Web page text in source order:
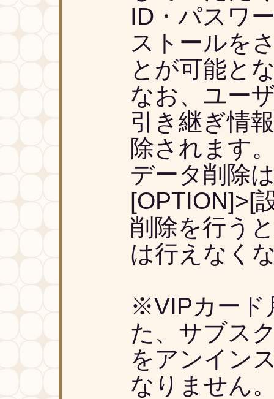
ID・パスワ
ストールを
とが可能と
なお、ユー
引き継ぎ情
除されます
データ削除
[OPTION]>[
削除を行う
は行えなく
※VIPカード
た、サブス
をアンイン
なりません